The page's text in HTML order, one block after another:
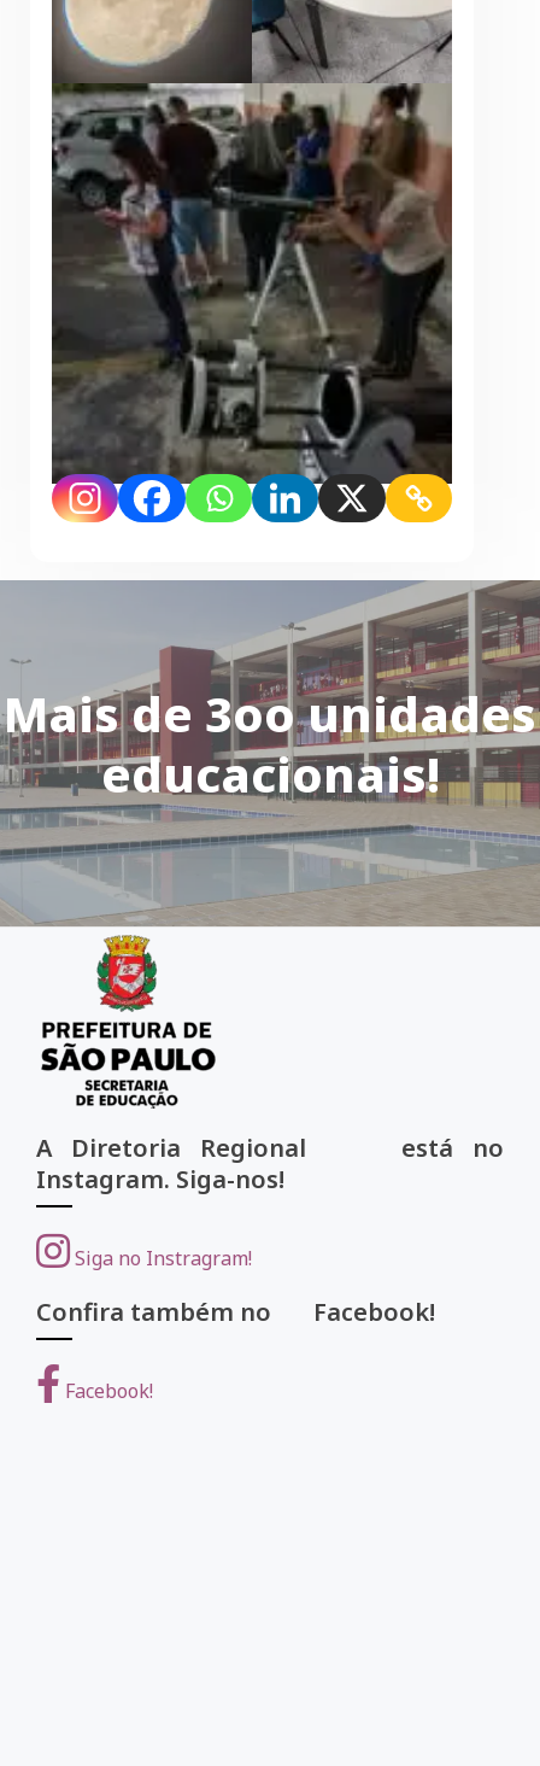
Mais de 3oo unidades
educacionais!
A Diretoria Regional está no
Instagram. Siga-nos!
Siga no Instragram!
Confira também no Facebook!
Facebook!